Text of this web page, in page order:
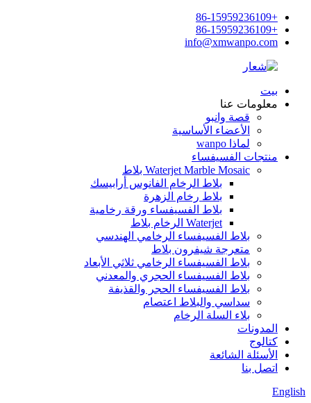
+86-15959236109
+86-15959236109
info@xmwanpo.com
بيت
معلومات عنا
قصة وانبو
الأعضاء الأساسية
لماذا wanpo
منتجات الفسيفساء
Waterjet Marble Mosaic بلاط
بلاط الرخام الفانوس أرابيسك
بلاط رخام الزهرة
بلاط الفسيفساء ورقة رخامية
Waterjet الرخام بلاط
بلاط الفسيفساء الرخامي الهندسي
متعرجة شيفرون بلاط
بلاط الفسيفساء الرخامي ثلاثي الأبعاد
بلاط الفسيفساء الحجري والمعدني
بلاط الفسيفساء الحجر والقذيفة
سداسي والبلاط اعتصام
بلاء السلة الرخام
المدونات
كتالوج
الأسئلة الشائعة
اتصل بنا
English